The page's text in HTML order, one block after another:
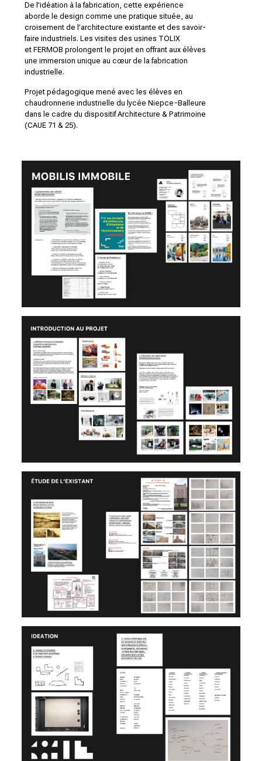
De l’idéation à la fabrication, cette expérience
aborde le design comme une pratique située, au
croisement de l’architecture existante et des savoir-
faire industriels. Les visites des usines TOLIX
et FERMOB prolongent le projet en offrant aux élèves
une immersion unique au cœur de la fabrication
industrielle.
Projet pédagogique mené avec les élèves en
chaudronnerie industrielle du lycée Niepce-Balleure
dans le cadre du dispositif Architecture & Patrimoine
(CAUE 71 & 25).